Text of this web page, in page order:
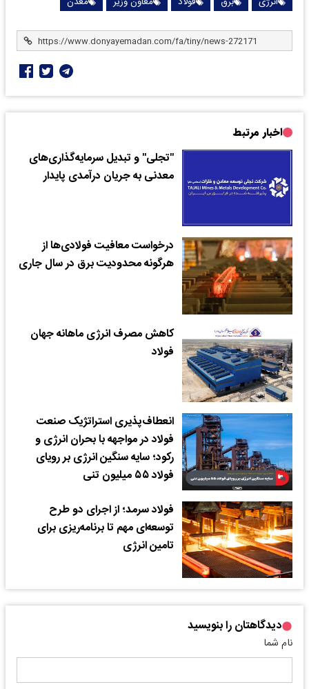
اخبار مرتبط
"تجلی" و تبدیل سرمایه‌گذاری‌های
معدنی به جریان درآمدی پایدار
درخواست معافیت فولادی‌ها از
هرگونه محدودیت برق در سال جاری
کاهش مصرف انرژی ماهانه جهان
فولاد
انعطاف‌پذیری استراتژیک صنعت
فولاد در مواجهه با بحران انرژی و
رکود؛ سایه سنگین انرژی بر رویای
فولاد ۵۵ میلیون تنی
فولاد سرمد؛ از اجرای دو طرح
توسعه‌ای مهم تا برنامه‌ریزی برای
تامین انرژی
دیدگاهتان را بنویسید
نام شما